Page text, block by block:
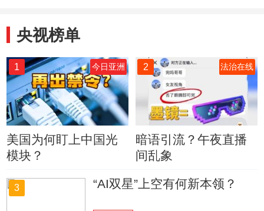
央视榜单
1 今日亚洲
美国为何盯上中国光
模块？
2 法治在线
暗语引流？午夜直播
间乱象
3 “AI双星”上空有何新本领？